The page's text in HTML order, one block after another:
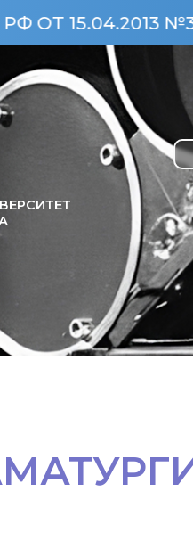
№360)